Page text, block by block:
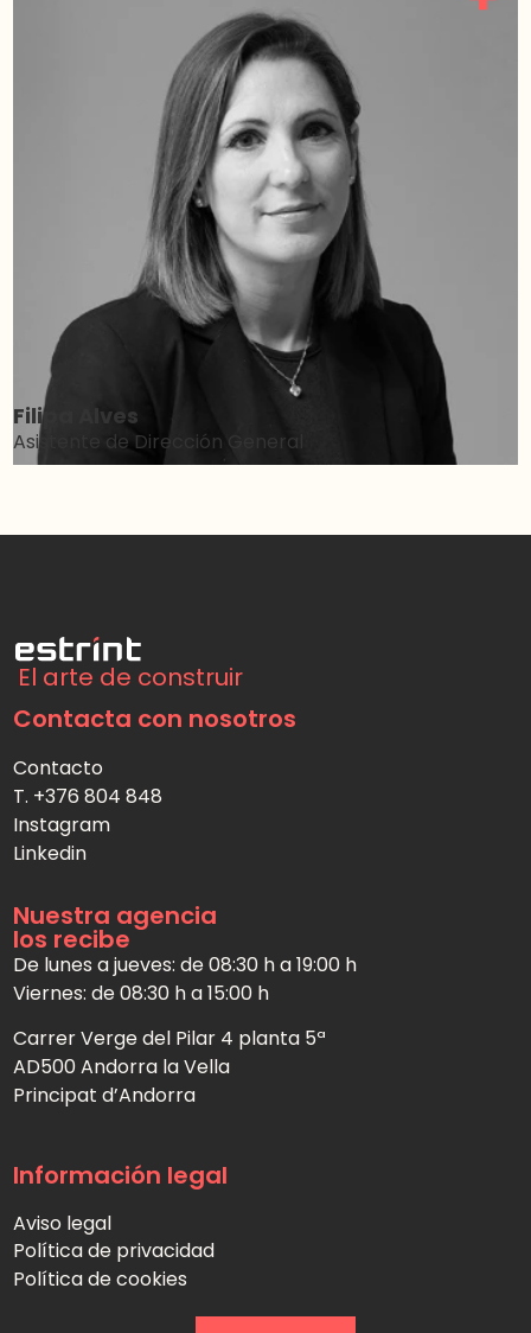
Filipa Alves
Asistente de Dirección General
El arte de construir
Contacta con nosotros
Contacto
T. +376 804 848
Instagram
Linkedin
Nuestra agencia
los recibe
De lunes a jueves: de 08:30 h a 19:00 h
Viernes: de 08:30 h a 15:00 h
Carrer Verge del Pilar 4 planta 5ª
AD500 Andorra la Vella
Principat d’Andorra
Información legal
Aviso legal
Política de privacidad
Política de cookies